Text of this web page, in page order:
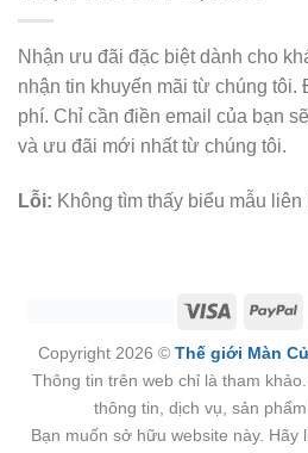
Nhận ưu đãi đặc biệt dành cho
nhận tin khuyến mãi từ chúng tôi.
phí. Chỉ cần điền email của bạn
và ưu đãi mới nhất từ chúng tôi.
Lỗi: Không tìm thấy biểu mẫu liên
Copyright 2026 © Thế giới Màn
Thông tin trên web chỉ là tham
thông tin, dịch vụ, sản
Bạn muốn sở hữu website này. Hãy